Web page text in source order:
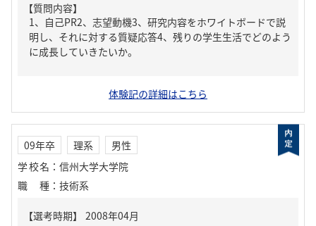
【質問内容】
1、自己PR2、志望動機3、研究内容をホワイトボードで説
明し、それに対する質疑応答4、残りの学生生活でどのよう
に成長していきたいか。
体験記の詳細はこちら
09年卒 理系
男性
学校名 ： 信州大学大学院
職種 ： 技術系